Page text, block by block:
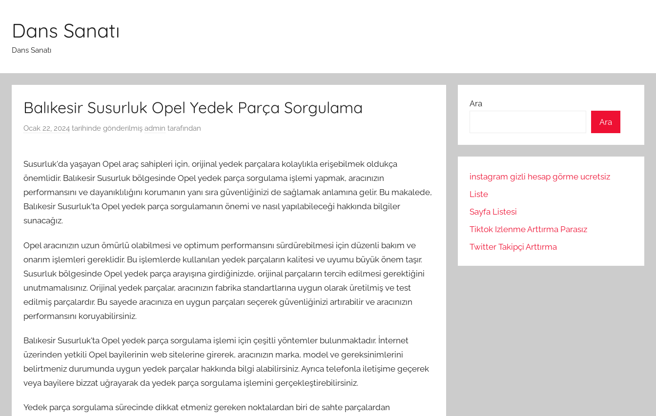
Dans Sanatı
Dans Sanatı
Balıkesir Susurluk Opel Yedek Parça Sorgulama
Ocak 22, 2024 tarihinde gönderilmiş admin tarafından
Susurluk'da yaşayan Opel araç sahipleri için, orijinal yedek parçalara kolaylıkla erişebilmek oldukça
önemlidir. Balıkesir Susurluk bölgesinde Opel yedek parça sorgulama işlemi yapmak, aracınızın
performansını ve dayanıklılığını korumanın yanı sıra güvenliğinizi de sağlamak anlamına gelir. Bu makalede,
Balıkesir Susurluk'ta Opel yedek parça sorgulamanın önemi ve nasıl yapılabileceği hakkında bilgiler
sunacağız.
Opel aracınızın uzun ömürlü olabilmesi ve optimum performansını sürdürebilmesi için düzenli bakım ve
onarım işlemleri gereklidir. Bu işlemlerde kullanılan yedek parçaların kalitesi ve uyumu büyük önem taşır.
Susurluk bölgesinde Opel yedek parça arayışına girdiğinizde, orijinal parçaların tercih edilmesi gerektiğini
unutmamalısınız. Orijinal yedek parçalar, aracınızın fabrika standartlarına uygun olarak üretilmiş ve test
edilmiş parçalardır. Bu sayede aracınıza en uygun parçaları seçerek güvenliğinizi artırabilir ve aracınızın
performansını koruyabilirsiniz.
Balıkesir Susurluk'ta Opel yedek parça sorgulama işlemi için çeşitli yöntemler bulunmaktadır. İnternet
üzerinden yetkili Opel bayilerinin web sitelerine girerek, aracınızın marka, model ve gereksinimlerini
belirtmeniz durumunda uygun yedek parçalar hakkında bilgi alabilirsiniz. Ayrıca telefonla iletişime geçerek
veya bayilere bizzat uğrayarak da yedek parça sorgulama işlemini gerçekleştirebilirsiniz.
Yedek parça sorgulama sürecinde dikkat etmeniz gereken noktalardan biri de sahte parçalardan
Ara
Ara
instagram gizli hesap görme ucretsiz
Liste
Sayfa Listesi
Tiktok Izlenme Arttırma Parasız
Twitter Takipçi Arttırma